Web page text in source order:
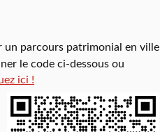
un parcours patrimonial en ville
le code ci-dessous ou
ici !